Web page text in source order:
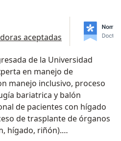
aceptadas
de la Universidad
en manejo de
manejo inclusivo, proceso
bariatrica y balón
hígado, riñón).